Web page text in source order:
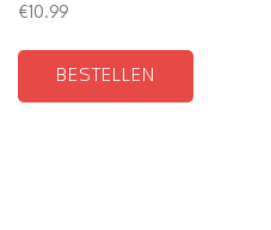
€10.99
BESTELLEN